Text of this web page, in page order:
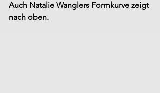
Auch Natalie Wanglers Formkurve zeigt
nach oben.